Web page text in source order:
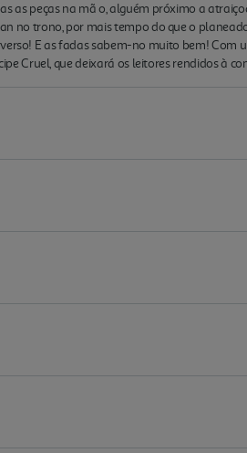
as peças na mã o, alguém próximo a
no trono, por mais tempo do que o
E as fadas sabem-no muito bem!
Cruel, que deixará os leitores rendidos à